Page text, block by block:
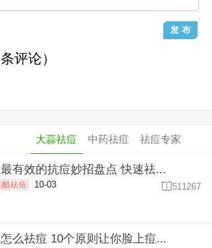
条评论）
大蒜祛痘 中药祛痘 祛痘专家
最有效的抗痘妙招盘点 快速祛...
醋祛痘 10-03 511267
怎么祛痘 10个原则让你脸上痘...